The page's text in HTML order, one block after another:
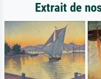
Extrait de